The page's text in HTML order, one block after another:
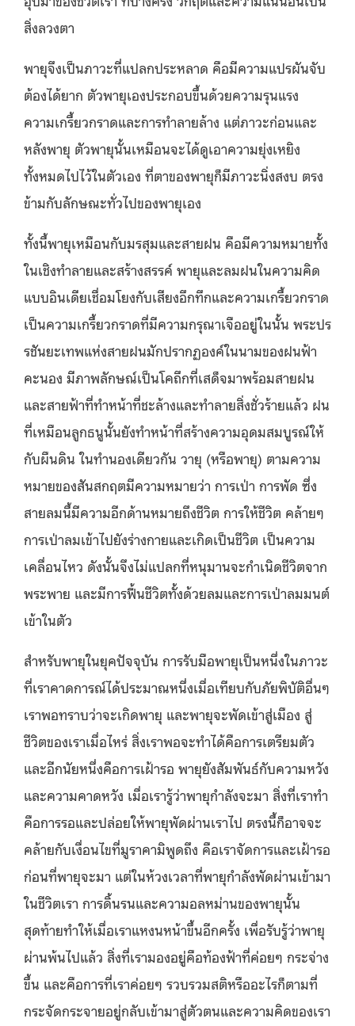
สิ่งลวงตา
พายุจึงเป็นภาวะที่แปลกประหลาด คือมีความแปรผันจับ
ต้องได้ยาก ตัวพายุเองประกอบขึ้นด้วยความรุนแรง
ความเกรี้ยวกราดและการทำลายล้าง แต่ภาวะก่อนและ
หลังพายุ ตัวพายุนั้นเหมือนจะได้ดูเอาความยุ่งเหยิง
ทั้งหมดไปไว้ในตัวเอง ที่ตาของพายุก็มีภาวะนิ่งสงบ ตรง
ข้ามกับลักษณะทั่วไปของพายุเอง
ทั้งนี้พายุเหมือนกับมรสุมและสายฝน คือมีความหมายทั้ง
ในเชิงทำลายและสร้างสรรค์ พายุและลมฝนในความคิด
แบบอินเดียเชื่อมโยงกับเสียงอึกทึกและความเกรี้ยวกราด
เป็นความเกรี้ยวกราดที่มีความกรุณาเจืออยู่ในนั้น พระปร
รชันยะเทพแห่งสายฝนมักปรากฏองค์ในนามของฝนฟ้า
คะนอง มีภาพลักษณ์เป็นโคถึกที่เสด็จมาพร้อมสายฝน
และสายฟ้าที่ทำหน้าที่ชะล้างและทำลายสิ่งชั่วร้ายแล้ว ฝน
ที่เหมือนลูกธนูนั้นยังทำหน้าที่สร้างความอุดมสมบูรณ์ให้
กับผืนดิน ในทำนองเดียวกัน วายุ (หรือพายุ) ตามความ
หมายของสันสกฤตมีความหมายว่า การเป่า การพัด ซึ่ง
สายลมนี้มีความอีกด้านหมายถึงชีวิต การให้ชีวิต คล้ายๆ
การเป่าลมเข้าไปยังร่างกายและเกิดเป็นชีวิต เป็นความ
เคลื่อนไหว ดังนั้นจึงไม่แปลกที่หนุมานจะกำเนิดชีวิตจาก
พระพาย และมีการฟื้นชีวิตทั้งด้วยลมและการเป่าลมมนต์
เข้าในตัว
สำหรับพายุในยุคปัจจุบัน การรับมือพายุเป็นหนึ่งในภาวะ
ที่เราคาดการณ์ได้ประมาณหนึ่งเมื่อเทียบกับภัยพิบัติอื่นๆ
เราพอทราบว่าจะเกิดพายุ และพายุจะพัดเข้าสู่เมือง สู่
ชีวิตของเราเมื่อไหร่ สิ่งเราพอจะทำได้คือการเตรียมตัว
และอีกนัยหนึ่งคือการเฝ้ารอ พายุยังสัมพันธ์กับความหวัง
และความคาดหวัง เมื่อเรารู้ว่าพายุกำลังจะมา สิ่งที่เราทำ
คือการรอและปล่อยให้พายุพัดผ่านเราไป ตรงนี้ก็อาจจะ
คล้ายกับเงื่อนไขที่มูราคามิพูดถึง คือเราจัดการและเฝ้ารอ
ก่อนที่พายุจะมา แต่ในห้วงเวลาที่พายุกำลังพัดผ่านเข้ามา
ในชีวิตเรา การดิ้นรนและความอลหม่านของพายุนั้น
สุดท้ายทำให้เมื่อเราแหงนหน้าขึ้นอีกครั้ง เพื่อรับรู้ว่าพายุ
ผ่านพ้นไปแล้ว สิ่งที่เรามองอยู่คือท้องฟ้าที่ค่อยๆ กระจ่าง
ขึ้น และคือการที่เราค่อยๆ รวบรวมสติหรืออะไรก็ตามที่
กระจัดกระจายอยู่กลับเข้ามาสู่ตัวตนและความคิดของเรา